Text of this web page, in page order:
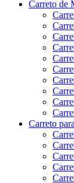
Carreto de
Carreto